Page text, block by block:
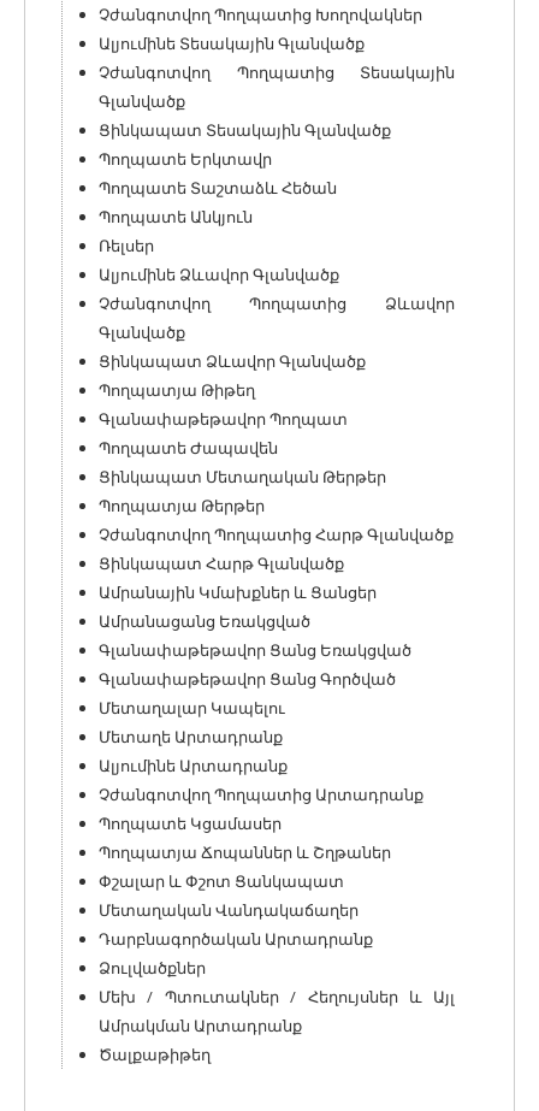
Չժանգոտվող Պողպատից Խողովակներ
Ալյումինե Տեսակային Գլանվածք
Չժանգոտվող Պողպատից Տեսակային
Գլանվածք
Ցինկապատ Տեսակային Գլանվածք
Պողպատե Երկտավր
Պողպատե Տաշտաձև Հեծան
Պողպատե Անկյուն
Ռելսեր
Ալյումինե Ձևավոր Գլանվածք
Չժանգոտվող Պողպատից Ձևավոր
Գլանվածք
Ցինկապատ Ձևավոր Գլանվածք
Պողպատյա Թիթեղ
Գլանափաթեթավոր Պողպատ
Պողպատե Ժապավեն
Ցինկապատ Մետաղական Թերթեր
Պողպատյա Թերթեր
Չժանգոտվող Պողպատից Հարթ Գլանվածք
Ցինկապատ Հարթ Գլանվածք
Ամրանային Կմախքներ և Ցանցեր
Ամրանացանց Եռակցված
Գլանափաթեթավոր Ցանց Եռակցված
Գլանափաթեթավոր Ցանց Գործված
Մետաղալար Կապելու
Մետաղե Արտադրանք
Ալյումինե Արտադրանք
Չժանգոտվող Պողպատից Արտադրանք
Պողպատե Կցամասեր
Պողպատյա Ճոպաններ և Շղթաներ
Փշալար և Փշոտ Ցանկապատ
Մետաղական Վանդակաճաղեր
Դարբնագործական Արտադրանք
Ձուլվածքներ
Մեխ / Պտուտակներ / Հեղույսներ և Այլ
Ամրակման Արտադրանք
Ծալքաթիթեղ